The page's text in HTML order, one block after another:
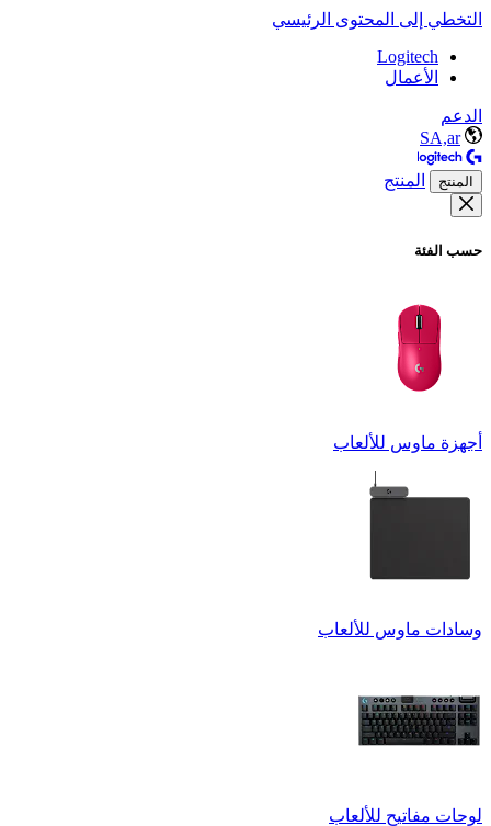
التخطي إلى المحتوى الرئيسي
Logitech
الأعمال
الدعم
SA,ar
المنتج المنتج
حسب الفئة
أجهزة ماوس للألعاب
وسادات ماوس للألعاب
لوحات مفاتيح للألعاب